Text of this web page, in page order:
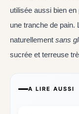
utilisée aussi bien
une tranche de pain.
naturellement sans
sucrée et terreuse
A LIRE AUSSI